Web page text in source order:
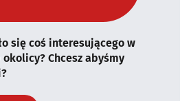
się coś interesującego w
Chcesz abyśmy